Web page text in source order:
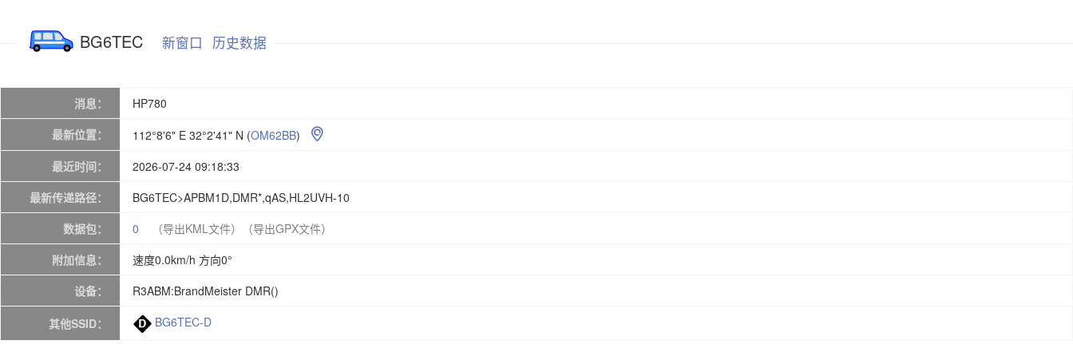
BG6TEC 新窗口 历史数据
消息：
HP780
最新位置：
112°8'6" E 32°2'41" N (OM62BB) 
最近时间：
2026-07-24 09:18:33
最新传递路径：
BG6TEC>APBM1D,DMR*,qAS,HL2UVH-10
数据包：
0 （导出KML文件）
（导出GPX文件）
附加信息：
速度0.0km/h 方向0°
设备：
R3ABM:BrandMeister DMR()
其他SSID： BG6TEC-D